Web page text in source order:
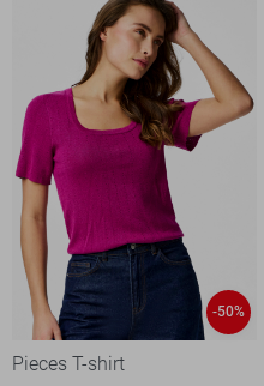
-50%
Pieces T-shirt